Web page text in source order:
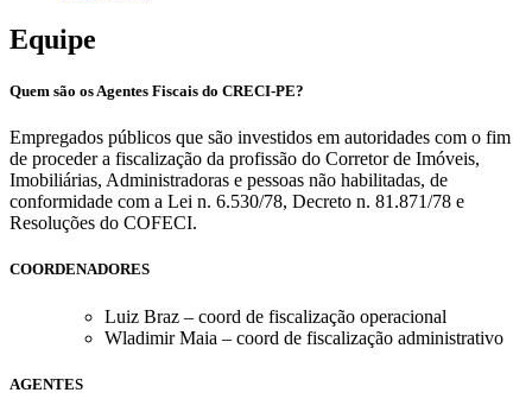
Equipe
Quem são os Agentes Fiscais do CRECI-PE?
Empregados públicos que são investidos em autoridades com o fim
de proceder a fiscalização da profissão do Corretor de Imóveis,
Imobiliárias, Administradoras e pessoas não habilitadas, de
conformidade com a Lei n. 6.530/78, Decreto n. 81.871/78 e
Resoluções do COFECI.
COORDENADORES
Luiz Braz – coord de fiscalização operacional
Wladimir Maia – coord de fiscalização administrativo
AGENTES